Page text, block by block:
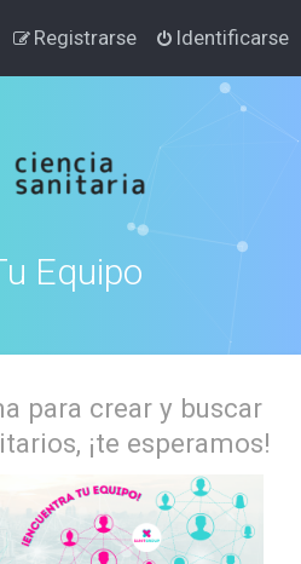
Identificarse
Registrarse
Equipo
para crear y buscar
¡te esperamos!